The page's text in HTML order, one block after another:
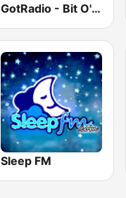
GotRadio - Bit O' Blues
Sleep FM